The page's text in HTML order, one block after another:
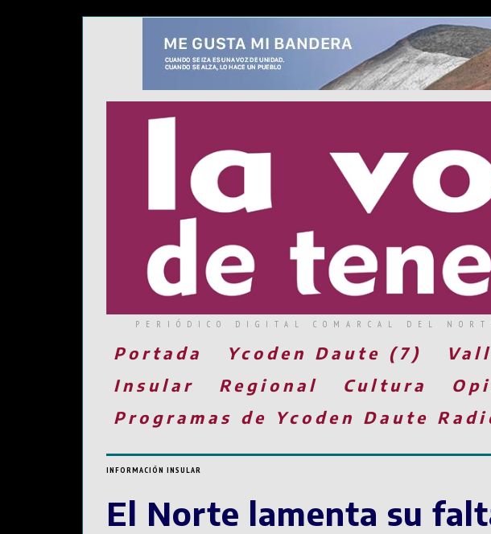
PERIÓDICO DIGITAL COMARCAL DEL
Portada Ycoden Daute (7)
Insular
Regional Cultura
Programas de Ycoden Daute
INFORMACIÓN INSULAR
El Norte lamenta su